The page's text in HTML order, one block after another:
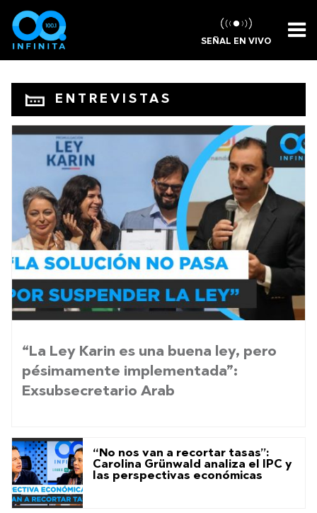
SEÑAL EN VIVO
ENTREVISTAS
“La Ley Karin es una buena ley, pero
pésimamente implementada”:
Exsubsecretario Arab
“No nos van a recortar tasas”:
Carolina Grünwald analiza el IPC y
las perspectivas económicas